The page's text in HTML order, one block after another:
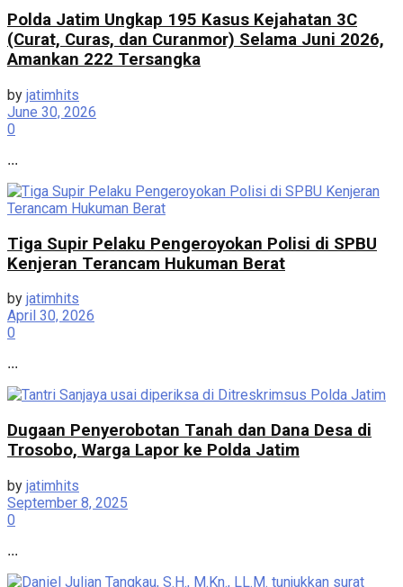
Polda Jatim Ungkap 195 Kasus Kejahatan 3C
(Curat, Curas, dan Curanmor) Selama Juni 2026,
Amankan 222 Tersangka
by jatimhits
June 30, 2026
0
...
Tiga Supir Pelaku Pengeroyokan Polisi di SPBU
Kenjeran Terancam Hukuman Berat
by jatimhits
April 30, 2026
0
...
Dugaan Penyerobotan Tanah dan Dana Desa di
Trosobo, Warga Lapor ke Polda Jatim
by jatimhits
September 8, 2025
0
...